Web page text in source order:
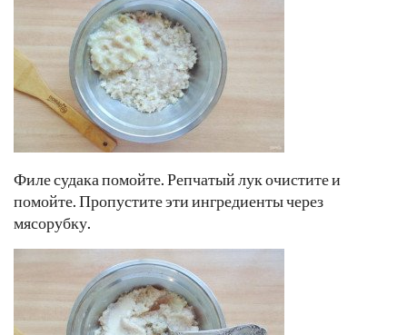
Филе судака помойте. Репчатый лук очистите и
помойте. Пропустите эти ингредиенты через
мясорубку.